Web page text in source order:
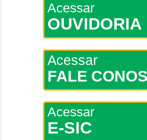
Acessar
OUVIDORIA
Acessar
FALE
Acessar
E-SIC